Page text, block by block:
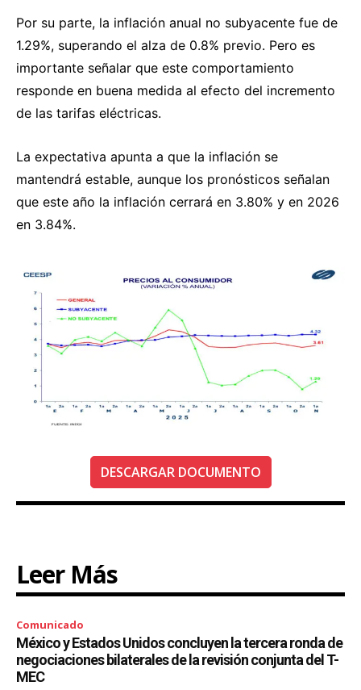
Por su parte, la inflación anual no subyacente fue de
1.29%, superando el alza de 0.8% previo. Pero es
importante señalar que este comportamiento
responde en buena medida al efecto del incremento
de las tarifas eléctricas.
La expectativa apunta a que la inflación se
mantendrá estable, aunque los pronósticos señalan
que este año la inflación cerrará en 3.80% y en 2026
en 3.84%.
DESCARGAR DOCUMENTO
Leer Más
Comunicado
México y Estados Unidos concluyen la tercera ronda de
negociaciones bilaterales de la revisión conjunta del T-
MEC